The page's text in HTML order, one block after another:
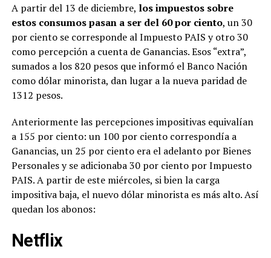
A partir del 13 de diciembre, los impuestos sobre
estos consumos pasan a ser del 60 por ciento, un 30
por ciento se corresponde al Impuesto PAIS y otro 30
como percepción a cuenta de Ganancias. Esos “extra”,
sumados a los 820 pesos que informó el Banco Nación
como dólar minorista, dan lugar a la nueva paridad de
1312 pesos.
Anteriormente las percepciones impositivas equivalían
a 155 por ciento: un 100 por ciento correspondía a
Ganancias, un 25 por ciento era el adelanto por Bienes
Personales y se adicionaba 30 por ciento por Impuesto
PAIS. A partir de este miércoles, si bien la carga
impositiva baja, el nuevo dólar minorista es más alto. Así
quedan los abonos:
Netflix